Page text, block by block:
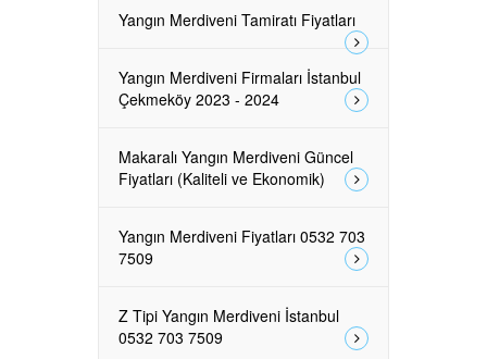
Yangın Merdiveni Tamiratı Fiyatları
Yangın Merdiveni Firmaları İstanbul
Çekmeköy 2023 - 2024
Makaralı Yangın Merdiveni Güncel
Fiyatları (Kaliteli ve Ekonomik)
Yangın Merdiveni Fiyatları 0532 703
7509
Z Tipi Yangın Merdiveni İstanbul
0532 703 7509